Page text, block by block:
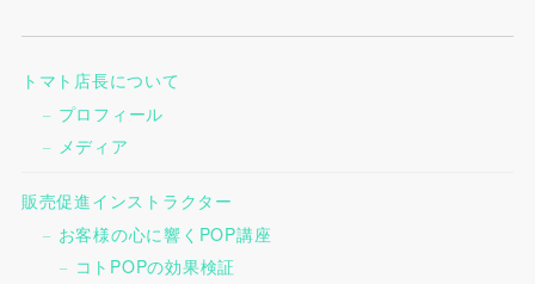
トマト店長について
プロフィール
メディア
販売促進インストラクター
お客様の心に響くPOP講座
コトPOPの効果検証